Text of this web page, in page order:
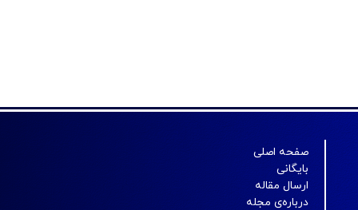
صفحه اصلی
بایگانی
ارسال مقاله
درباره‌ی مجله